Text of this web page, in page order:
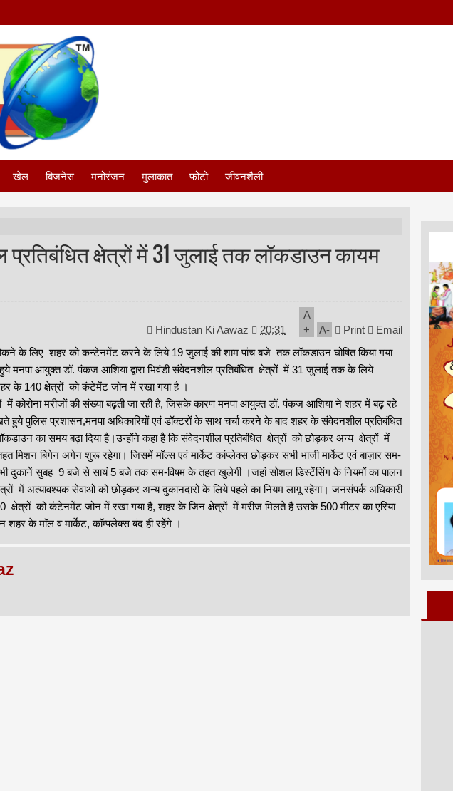
खेल बिजनेस मनोरंजन मुलाकात फोटो जीवनशैली
क्षेत्रों में 31 जुलाई तक लॉकडाउन कायम
Hindustan Ki Aawaz 20:31
A
+
A- Print
Email
के लिए शहर को कन्टेनमेंट करने के लिये 19 जुलाई की शाम पांच बजे तक लॉकडाउन घोषित किया गया
मनपा आयुक्त डॉ. पंकज आशिया द्वारा भिवंडी संवेदनशील प्रतिबंधित क्षेत्रों में 31 जुलाई तक के लिये
के 140 क्षेत्रों को कंटेमेंट जोन में रखा गया है ।
मरीजों की संख्या बढ़ती जा रही है, जिसके कारण मनपा आयुक्त डॉ. पंकज आशिया ने शहर में बढ़ रहे
हुये पुलिस प्रशासन,मनपा अधिकारियों एवं डॉक्टरों के साथ चर्चा करने के बाद शहर के संवेदनशील प्रतिबंधित
का समय बढ़ा दिया है।उन्होंने कहा है कि संवेदनशील प्रतिबंधित क्षेत्रों को छोड़कर अन्य क्षेत्रों में
बिगेन अगेन शुरू रहेगा। जिसमें मॉल्स एवं मार्केट कांप्लेक्स छोड़कर सभी भाजी मार्केट एवं बाज़ार सम-
दुकानें सुबह 9 बजे से सायं 5 बजे तक सम-विषम के तहत खुलेगी ।जहां सोशल डिस्टेंसिंग के नियमों का पालन
में अत्यावश्यक सेवाओं को छोड़कर अन्य दुकानदारों के लिये पहले का नियम लागू रहेगा। जनसंपर्क अधिकारी
क्षेत्रों को कंटेनमेंट जोन में रखा गया है, शहर के जिन क्षेत्रों में मरीज मिलते हैं उसके 500 मीटर का एरिया
शहर के माॅल व मार्केट, काॅम्पलेक्स बंद ही रहेेंगे ।